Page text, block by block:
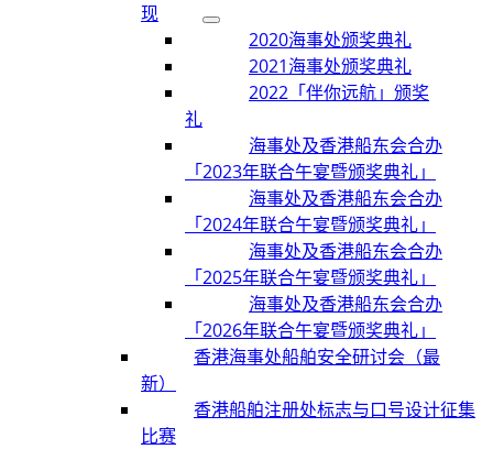
现
2020海事处颁奖典礼
2021海事处颁奖典礼
2022「伴你远航」颁奖
礼
海事处及香港船东会合办
「2023年联合午宴暨颁奖典礼」
海事处及香港船东会合办
「2024年联合午宴暨颁奖典礼」
海事处及香港船东会合办
「2025年联合午宴暨颁奖典礼」
海事处及香港船东会合办
「2026年联合午宴暨颁奖典礼」
香港海事处船舶安全研讨会（最
新）
香港船舶注册处标志与口号设计征集
比赛